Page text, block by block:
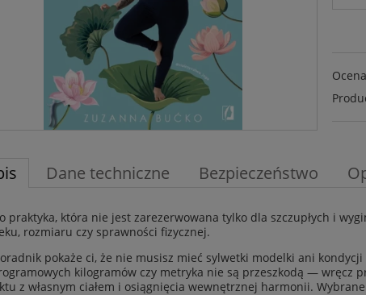
Dane techniczne Bezpieczeństwo
praktyka, która nie jest zarezerwowana tylko dla szczupłych i
rozmiaru czy sprawności fizycznej.
pokaże ci, że nie musisz mieć sylwetki modelki ani
kilogramów czy metryka nie są przeszkodą — wręcz
z własnym ciałem i osiągnięcia wewnętrznej harmonii.